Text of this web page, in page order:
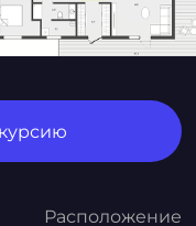
Расположение